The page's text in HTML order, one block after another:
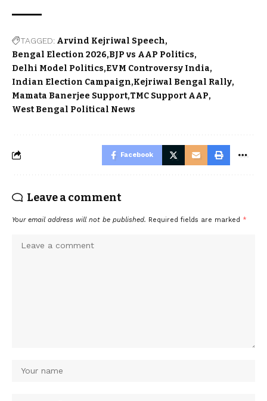
TAGGED: Arvind Kejriwal Speech
Bengal Election 2026 BJP vs AAP Politics
Delhi Model Politics EVM Controversy India
Indian Election Campaign Kejriwal Bengal Rally
Mamata Banerjee Support TMC Support AAP
West Bengal Political News
Facebook
Leave a comment
Your email address will not be published. Required fields are marked *